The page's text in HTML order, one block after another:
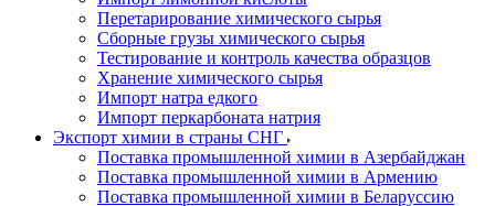
Перетарирование химического сырья
Сборные грузы химического сырья
Тестирование и контроль качества образцов
Хранение химического сырья
Импорт натра едкого
Импорт перкарбоната натрия
Экспорт химии в страны СНГ
Поставка промышленной химии в Азербайджан
Поставка промышленной химии в Армению
Поставка промышленной химии в Беларуссию